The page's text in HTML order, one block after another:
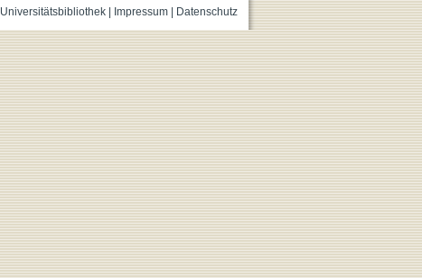
Universitätsbibliothek| Impressum| Datenschutz